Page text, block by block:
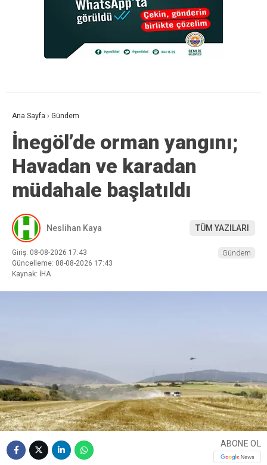
Ana Sayfa › Gündem
İnegöl’de orman yangını;
Havadan ve karadan
müdahale başlatıldı
Neslihan Kaya TÜM YAZILARI
Giriş: 08-08-2026 17:43
Güncelleme: 08-08-2026 17:43
Kaynak: İHA
Gündem
ABONE OL